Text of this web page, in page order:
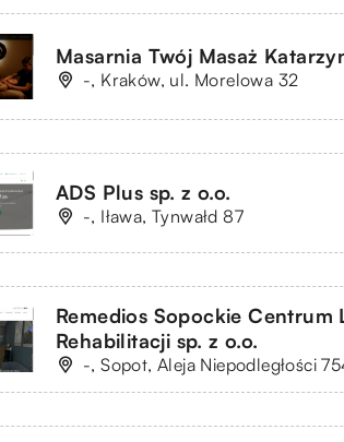
Masarnia Twój Masaż
-, Kraków, ul. Morelowa 32
ADS Plus sp. z o.o.
-, Iława, Tynwałd 87
Remedios Sopockie Centrum
Rehabilitacji sp. z o.o.
-, Sopot, Aleja Niepodległości